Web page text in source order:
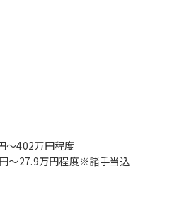
〜402万円程度
〜27.9万円程度※諸手当込